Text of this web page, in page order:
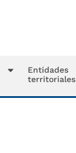
Entidades
territoriales